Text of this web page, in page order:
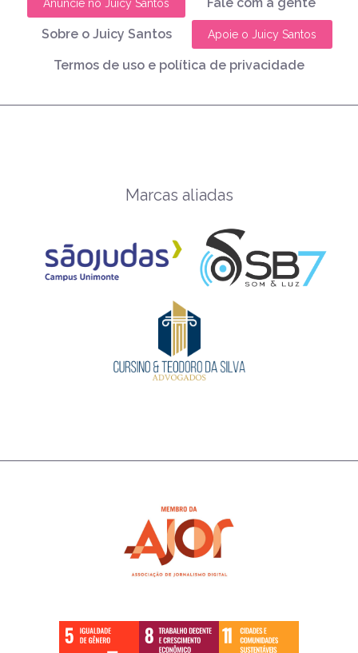
Anuncie no Juicy Santos
Sobre o Juicy Santos Apoie o Juicy Santos
Termos de uso e política de privacidade
Marcas aliadas